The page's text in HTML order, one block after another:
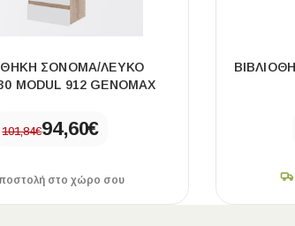
ΣΌΝΟΜΑ/ΛΕΥΚΌ
MODUL 912 GENOMAX
101,84€94,60€
στο χώρο σου